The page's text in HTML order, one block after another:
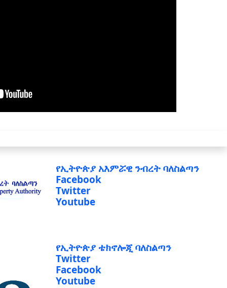
የኢትዮጵያ አእምሯዊ ንብረት ባለስልጣን
Facebook
Twitter
Youtube
የኢትዮጵያ ቴክኖሎጂ ባለስልጣን
Twitter
Facebook
Youtube